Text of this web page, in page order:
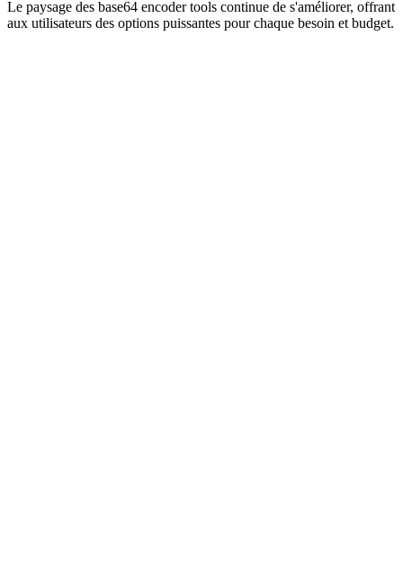
Le paysage des base64 encoder tools continue de s'améliorer, offrant
aux utilisateurs des options puissantes pour chaque besoin et budget.